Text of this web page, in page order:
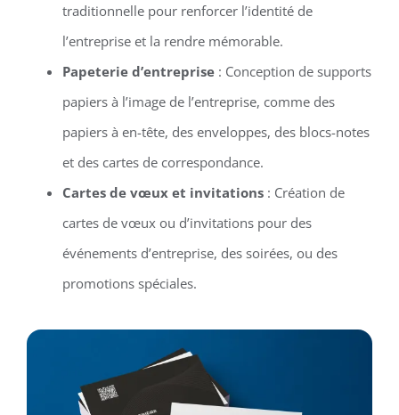
traditionnelle pour renforcer l’identité de
l’entreprise et la rendre mémorable.
Papeterie d’entreprise: Conception de supports
papiers à l’image de l’entreprise, comme des
papiers à en-tête, des enveloppes, des blocs-notes
et des cartes de correspondance.
Cartes de vœux et invitations: Création de
cartes de vœux ou d’invitations pour des
événements d’entreprise, des soirées, ou des
promotions spéciales.